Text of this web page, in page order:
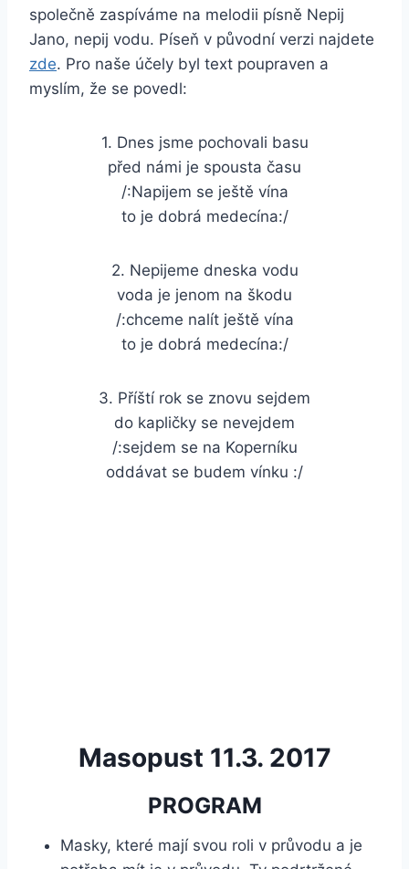
společně zaspíváme na melodii písně Nepij
Jano, nepij vodu. Píseň v původní verzi najdete
zde. Pro naše účely byl text poupraven a
myslím, že se povedl:
1. Dnes jsme pochovali basu
před námi je spousta času
/:Napijem se ještě vína
to je dobrá medecína:/
2. Nepijeme dneska vodu
voda je jenom na škodu
/:chceme nalít ještě vína
to je dobrá medecína:/
3. Příští rok se znovu sejdem
do kapličky se nevejdem
/:sejdem se na Koperníku
oddávat se budem vínku :/
Masopust 11.3. 2017
PROGRAM
Masky, které mají svou roli v průvodu a je